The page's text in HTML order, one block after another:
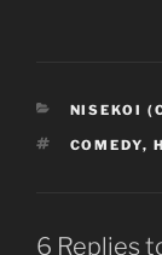
NISEKOI
TAGS
COMEDY,
6 Replies